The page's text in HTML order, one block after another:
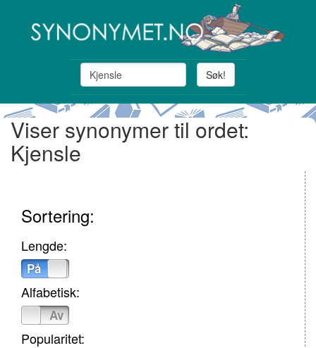
Søk!
Viser synonymer til ordet:
Kjensle
Sortering:
Lengde:
På
Alfabetisk:
Av
Popularitet: